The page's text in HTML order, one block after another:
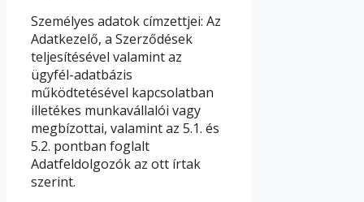
Személyes adatok címzettjei: Az
Adatkezelő, a Szerződések
teljesítésével valamint az
ügyfél-adatbázis
működtetésével kapcsolatban
illetékes munkavállalói vagy
megbízottai, valamint az 5.1. és
5.2. pontban foglalt
Adatfeldolgozók az ott írtak
szerint.